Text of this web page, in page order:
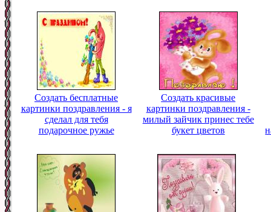
Создать бесплатные
картинки поздравления - я
сделал для тебя
подарочное ружье
Создать красивые
картинки поздравления -
милый зайчик принес тебе
букет цветов